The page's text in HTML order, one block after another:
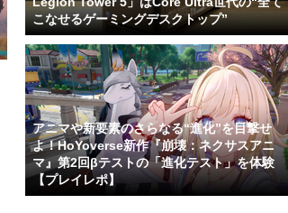
こなせるゲーミングデスクトップ”
アニマや新要素のさらなる“進化”を目撃せ
よ！HoYoverse新作『崩壊：ネクサスアニ
マ』第2回βテストの「進化テスト」を体験
【プレイレポ】